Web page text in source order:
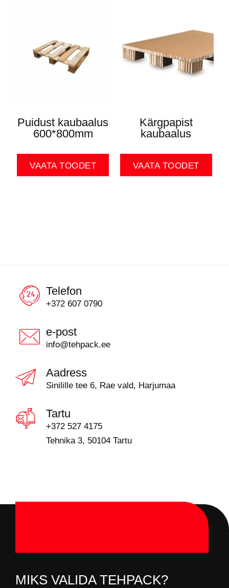
Puidust kaubaalus
600*800mm
VAATA TOODET
Kärgpapist
kaubaalus
VAATA TOODET
Telefon
+372 607 0790
e-post
info@tehpack.ee
Aadress
Sinilille tee 6, Rae vald, Harjumaa
Tartu
+372 527 4175
Tehnika 3, 50104 Tartu
MIKS VALIDA TEHPACK?